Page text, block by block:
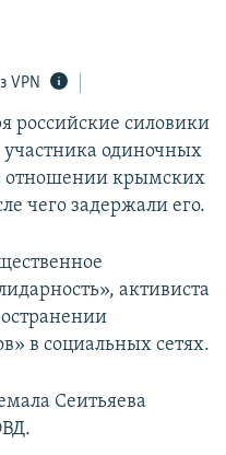
VPN
российские силовики
одиночных
отношении крымских
чего задержали его.
активиста
в социальных сетях.
Сеитьяева